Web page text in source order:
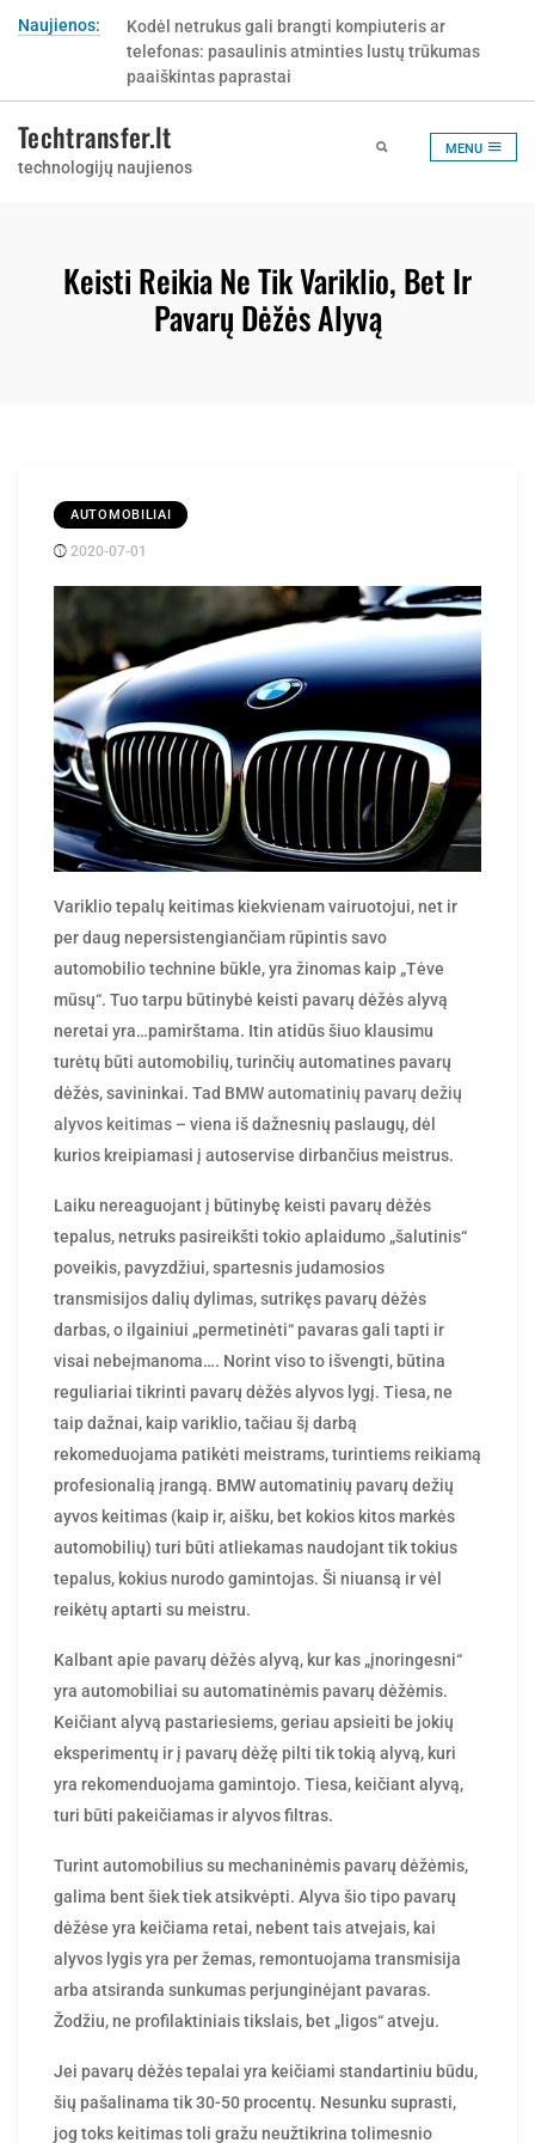
Naujienos:
Kodėl netrukus gali brangti kompiuteris ar
telefonas: pasaulinis atminties lustų trūkumas
paaiškintas paprastai
Techtransfer.lt
technologijų naujienos
MENU
Keisti Reikia Ne Tik Variklio, Bet Ir
Pavarų Dėžės Alyvą
AUTOMOBILIAI
2020-07-01
Variklio tepalų keitimas kiekvienam vairuotojui, net ir
per daug nepersistengiančiam rūpintis savo
automobilio technine būkle, yra žinomas kaip „Tėve
mūsų“. Tuo tarpu būtinybė keisti pavarų dėžės alyvą
neretai yra…pamirštama. Itin atidūs šiuo klausimu
turėtų būti automobilių, turinčių automatines pavarų
dėžės, savininkai. Tad BMW automatinių pavarų dežių
alyvos keitimas – viena iš dažnesnių paslaugų, dėl
kurios kreipiamasi į autoservise dirbančius meistrus.
Laiku nereaguojant į būtinybę keisti pavarų dėžės
tepalus, netruks pasireikšti tokio aplaidumo „šalutinis“
poveikis, pavyzdžiui, spartesnis judamosios
transmisijos dalių dylimas, sutrikęs pavarų dėžės
darbas, o ilgainiui „permetinėti“ pavaras gali tapti ir
visai nebeįmanoma…. Norint viso to išvengti, būtina
reguliariai tikrinti pavarų dėžės alyvos lygį. Tiesa, ne
taip dažnai, kaip variklio, tačiau šį darbą
rekomeduojama patikėti meistrams, turintiems reikiamą
profesionalią įrangą. BMW automatinių pavarų dežių
ayvos keitimas (kaip ir, aišku, bet kokios kitos markės
automobilių) turi būti atliekamas naudojant tik tokius
tepalus, kokius nurodo gamintojas. Ši niuansą ir vėl
reikėtų aptarti su meistru.
Kalbant apie pavarų dėžės alyvą, kur kas „įnoringesni“
yra automobiliai su automatinėmis pavarų dėžėmis.
Keičiant alyvą pastariesiems, geriau apsieiti be jokių
eksperimentų ir į pavarų dėžę pilti tik tokią alyvą, kuri
yra rekomenduojama gamintojo. Tiesa, keičiant alyvą,
turi būti pakeičiamas ir alyvos filtras.
Turint automobilius su mechaninėmis pavarų dėžėmis,
galima bent šiek tiek atsikvėpti. Alyva šio tipo pavarų
dėžėse yra keičiama retai, nebent tais atvejais, kai
alyvos lygis yra per žemas, remontuojama transmisija
arba atsiranda sunkumas perjunginėjant pavaras.
Žodžiu, ne profilaktiniais tikslais, bet „ligos“ atveju.
Jei pavarų dėžės tepalai yra keičiami standartiniu būdu,
šių pašalinama tik 30-50 procentų. Nesunku suprasti,
jog toks keitimas toli gražu neužtikrina tolimesnio